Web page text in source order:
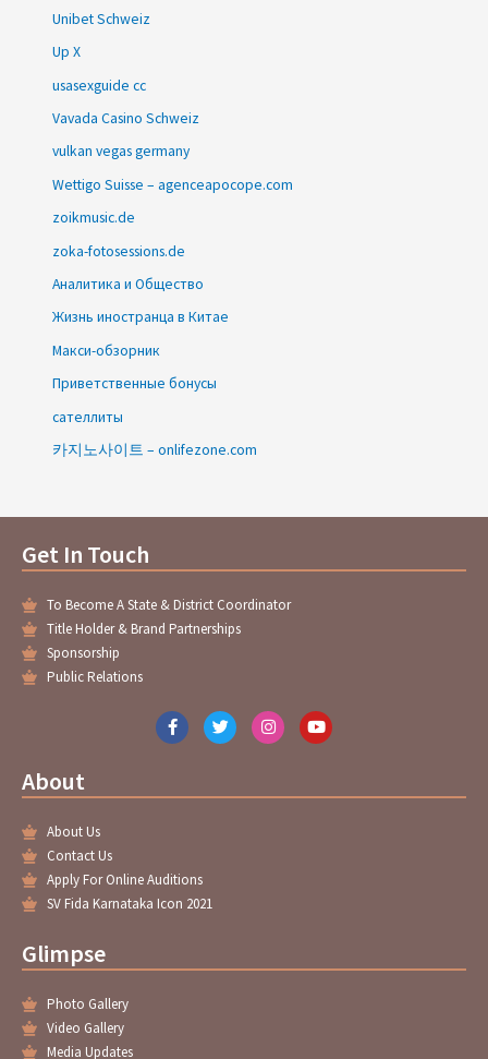
Unibet Schweiz
Up X
usasexguide cc
Vavada Casino Schweiz
vulkan vegas germany
Wettigo Suisse – agenceapocope.com
zoikmusic.de
zoka-fotosessions.de
Аналитика и Общество
Жизнь иностранца в Китае
Макси-обзорник
Приветственные бонусы
сателлиты
카지노사이트 – onlifezone.com
Get In Touch
To Become A State & District Coordinator
Title Holder & Brand Partnerships
Sponsorship
Public Relations
F
a
c
o
T
w
i
e
I
n
s
g
Y
o
u
b
About
About Us
Contact Us
Apply For Online Auditions
SV Fida Karnataka Icon 2021
Glimpse
Photo Gallery
Video Gallery
Media Updates